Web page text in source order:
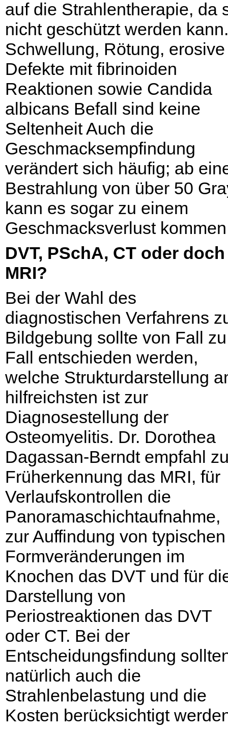
auf die Strahlentherapie, da
nicht geschützt werden kann.
Schwellung, Rötung, erosive
Defekte mit fibrinoiden
Reaktionen sowie Candida
albicans Befall sind keine
Seltenheit Auch die
Geschmacksempfindung
verändert sich häufig; ab
Bestrahlung von über 50
kann es sogar zu einem
Geschmacksverlust
DVT, PSchA, CT oder doch
MRI?
Bei der Wahl des
diagnostischen Verfahrens
Bildgebung sollte von Fall zu
Fall entschieden werden,
welche Strukturdarstellung
hilfreichsten ist zur
Diagnosestellung der
Osteomyelitis. Dr. Dorothea
Dagassan-Berndt empfahl
Früherkennung das MRI, für
Verlaufskontrollen die
Panoramaschichtaufnahme,
zur Auffindung von typischen
Formveränderungen im
Knochen das DVT und für
Darstellung von
Periostreaktionen das DVT
oder CT. Bei der
Entscheidungsfindung
natürlich auch die
Strahlenbelastung und die
Kosten berücksichtigt